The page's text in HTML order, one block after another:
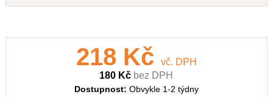
218 Kč
vč. DPH
180 Kč bez DPH
Dostupnost: Obvykle 1-2 týdny